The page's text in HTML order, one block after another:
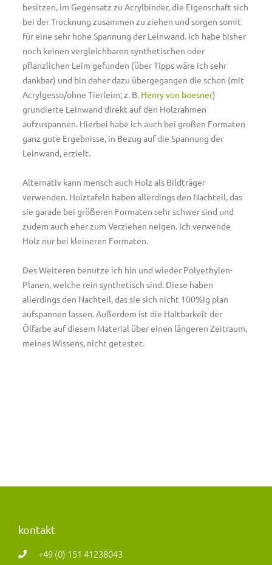
besitzen, im Gegensatz zu Acrylbinder, die Eigenschaft sich
bei der Trocknung zusammen zu ziehen und sorgen somit
für eine sehr hohe Spannung der Leinwand. Ich habe bisher
noch keinen vergleichbaren synthetischen oder
pflanzlichen Leim gefunden (über Tipps wäre ich sehr
dankbar) und bin daher dazu übergegangen die schon (mit
Acrylgesso/ohne Tierleim; z. B. Henry von boesner)
grundierte Leinwand direkt auf den Holzrahmen
aufzuspannen. Hierbei habe ich auch bei großen Formaten
ganz gute Ergebnisse, in Bezug auf die Spannung der
Leinwand, erzielt.
Alternativ kann mensch auch Holz als Bildträger
verwenden. Holztafeln haben allerdings den Nachteil, das
sie garade bei größeren Formaten sehr schwer sind und
zudem auch eher zum Verziehen neigen. Ich verwende
Holz nur bei kleineren Formaten.
Des Weiteren benutze ich hin und wieder Polyethylen-
Planen, welche rein synthetisch sind. Diese haben
allerdings den Nachteil, das sie sich nicht 100%ig plan
aufspannen lassen. Außerdem ist die Haltbarkeit der
Ölfarbe auf diesem Material über einen längeren Zeitraum,
meines Wissens, nicht getestet.
kontakt
+49 (0) 151 41238043